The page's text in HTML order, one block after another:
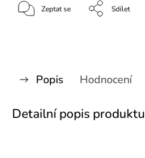
Zeptat se Sdílet
Popis Hodnocení
Detailní popis produktu